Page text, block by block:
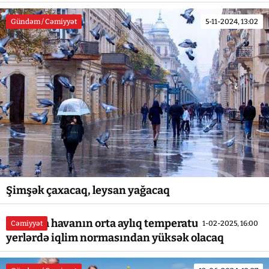
Gündəm / Cəmiyyət 5-11-2024, 13:02
Şimşək çaxacaq, leysan yağacaq
Cəmiyyət 1-02-2025, 16:00
Fevralda havanın orta aylıq temperaturu bəzi
yerlərdə iqlim normasından yüksək olacaq